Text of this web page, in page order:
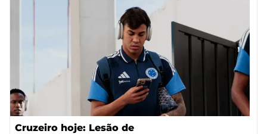
Cruzeiro hoje: Lesão de